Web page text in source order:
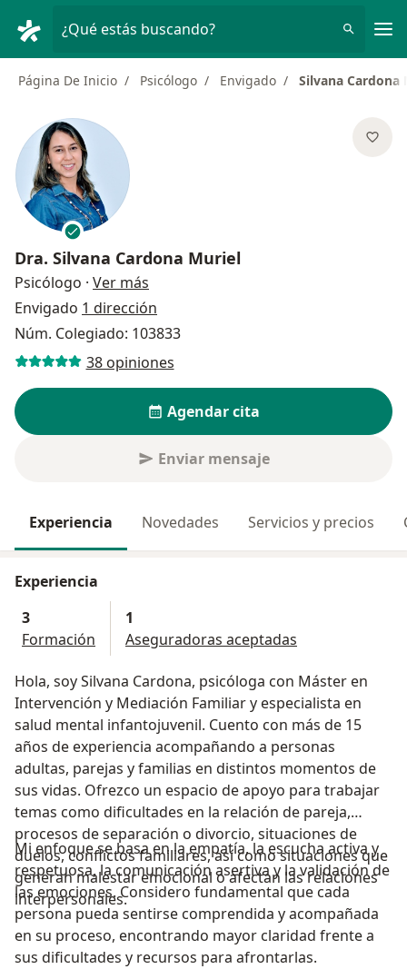
¿Qué estás buscando?
Página De Inicio Psicólogo Envigado Silvana Cardona
Dra. Silvana Cardona Muriel
Psicólogo · Ver más
Envigado 1 dirección
Núm. Colegiado: 103833
38 opiniones
Agendar cita
Enviar mensaje
Experiencia Novedades Servicios y precios
Experiencia
3
Formación
1
Aseguradoras aceptadas
Hola, soy Silvana Cardona, psicóloga con Máster en
Intervención y Mediación Familiar y especialista en
salud mental infantojuvenil. Cuento con más de 15
años de experiencia acompañando a personas
adultas, parejas y familias en distintos momentos de
sus vidas. Ofrezco un espacio de apoyo para trabajar
temas como dificultades en la relación de pareja,
procesos de separación o divorcio, situaciones de
duelos, conflictos familiares, así como situaciones que
generan malestar emocional o afectan las relaciones
interpersonales.
Mi enfoque se basa en la empatía, la escucha activa y
respetuosa, la comunicación asertiva y la validación de
las emociones. Considero fundamental que cada
persona pueda sentirse comprendida y acompañada
en su proceso, encontrando mayor claridad frente a
sus dificultades y recursos para afrontarlas.